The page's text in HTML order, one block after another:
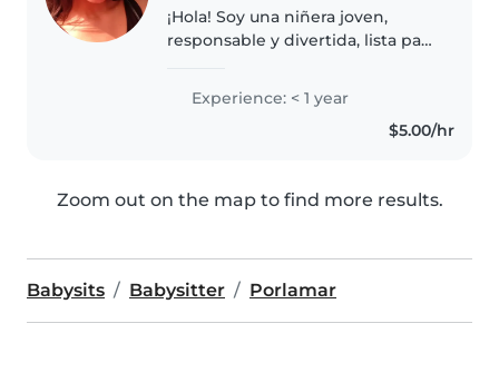
¡Hola! Soy una niñera joven,
responsable y divertida, lista para
dedicación. Aunque soy nueva
en el cuidado infantil, tengo
Experience: < 1 year
$5.00/hr
Zoom out on the map to find more results.
Babysits Babysitter Porlamar